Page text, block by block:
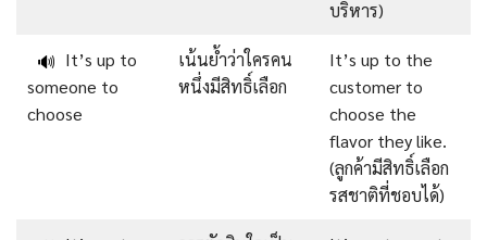
บริหาร)
🔊 It’s up to
someone to
choose
เน้นย้ำว่าใครคน
หนึ่งมีสิทธิ์เลือก
It’s up to the
customer to
choose the
flavor they like.
(ลูกค้ามีสิทธิ์เลือก
รสชาติที่ชอบได้)